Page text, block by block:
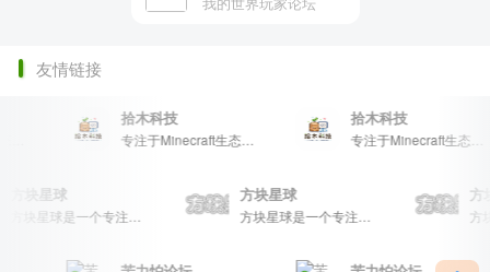
友情链接
拾木科技
专注于Minecraft生态建设
拾木科技
专注于Minecraft生态建设
方块星球 方块星球